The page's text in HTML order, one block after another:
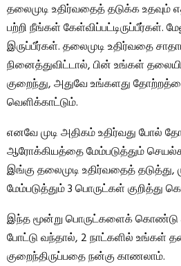
தலைமுடி உதிர்வதைத் தடுக்க
பற்றி நீங்கள் கேள்விப்பட்டிருப்பீர்கள்.
இருப்பீர்கள். தலைமுடி உதிர்வதை
நினைத்துவிட்டால், பின் உங்கள்
குறைந்து, அதுவே உங்களது
வெளிக்காட்டும்.
எனவே முடி அதிகம் உதிர்வது போல்
ஆரோக்கியத்தை மேம்படுத்தும்
இங்கு தலைமுடி உதிர்வதைத்
மேம்படுத்தும் 3 பொருட்கள் குறித்து
இந்த மூன்று பொருட்களைக் கொண்டு
போட்டு வந்தால், 2 நாட்களில் உங்கள்
குறைந்திருப்பதை நன்கு காணலாம்.